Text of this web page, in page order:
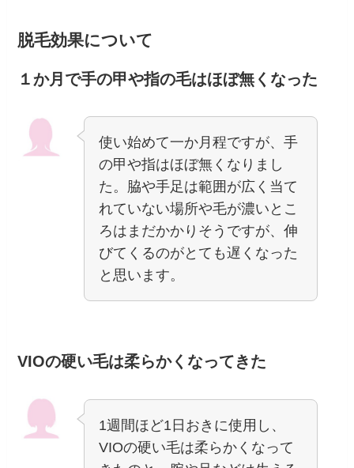
脱毛効果について
１か月で手の甲や指の毛はほぼ無くなった
使い始めて一か月程ですが、手
の甲や指はほぼ無くなりまし
た。脇や手足は範囲が広く当て
れていない場所や毛が濃いとこ
ろはまだかかりそうですが、伸
びてくるのがとても遅くなった
と思います。
VIOの硬い毛は柔らかくなってきた
1週間ほど1日おきに使用し、
VIOの硬い毛は柔らかくなって